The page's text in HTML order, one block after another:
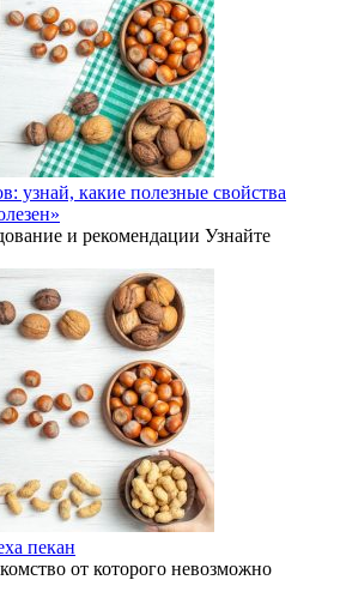
узнай, какие полезные свойства
и рекомендации Узнайте
пекан
от которого невозможно